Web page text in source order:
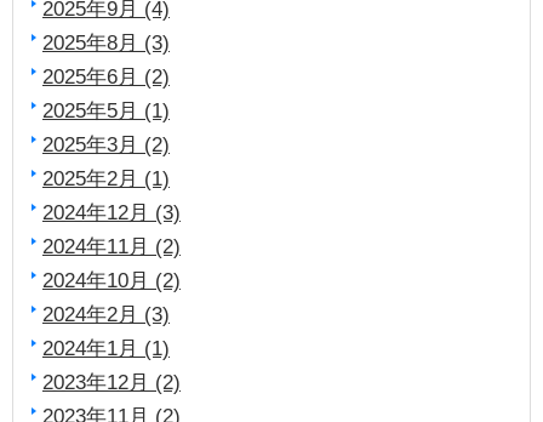
2025年9月 (4)
2025年8月 (3)
2025年6月 (2)
2025年5月 (1)
2025年3月 (2)
2025年2月 (1)
2024年12月 (3)
2024年11月 (2)
2024年10月 (2)
2024年2月 (3)
2024年1月 (1)
2023年12月 (2)
2023年11月 (2)